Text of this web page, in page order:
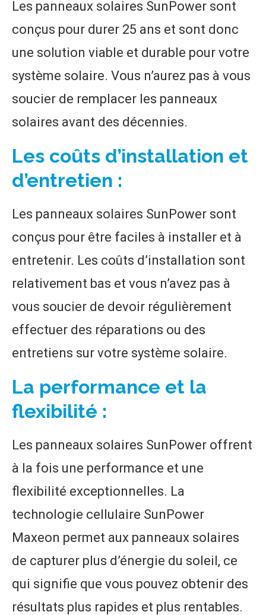
Les panneaux solaires SunPower sont
conçus pour durer 25 ans et sont donc
une solution viable et durable pour votre
système solaire. Vous n’aurez pas à vous
soucier de remplacer les panneaux
solaires avant des décennies.
Les coûts d’installation et
d’entretien :
Les panneaux solaires SunPower sont
conçus pour être faciles à installer et à
entretenir. Les coûts d’installation sont
relativement bas et vous n’avez pas à
vous soucier de devoir régulièrement
effectuer des réparations ou des
entretiens sur votre système solaire.
La performance et la
flexibilité :
Les panneaux solaires SunPower offrent
à la fois une performance et une
flexibilité exceptionnelles. La
technologie cellulaire SunPower
Maxeon permet aux panneaux solaires
de capturer plus d’énergie du soleil, ce
qui signifie que vous pouvez obtenir des
résultats plus rapides et plus rentables.